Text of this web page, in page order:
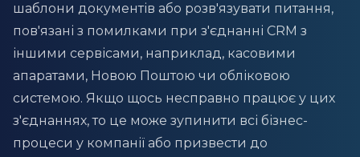
шаблони документів або розв'язувати питання,
пов'язані з помилками при з'єднанні CRM з
іншими сервісами, наприклад, касовими
апаратами, Новою Поштою чи обліковою
системою. Якщо щось несправно працює у цих
з'єднаннях, то це може зупинити всі бізнес-
процеси у компанії або призвести до